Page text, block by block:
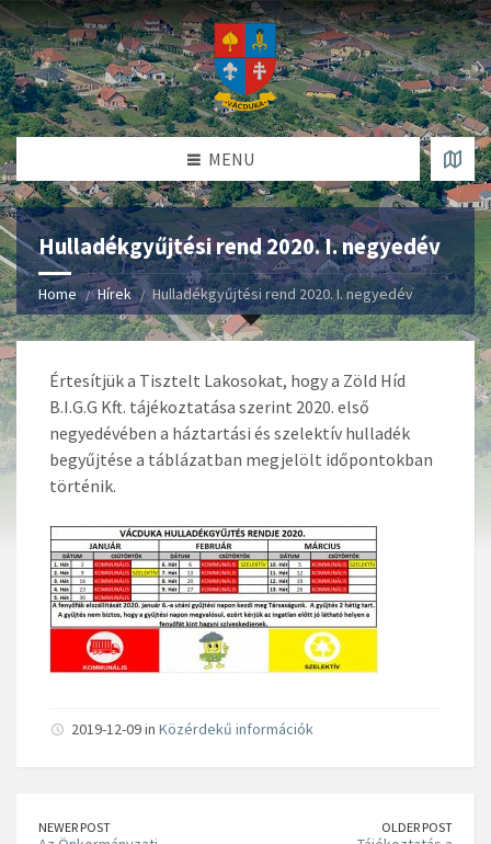
MENU
Hulladékgyűjtési rend 2020. I. negyedév
Home Hírek Hulladékgyűjtési rend 2020. I. negyedév
Értesítjük a Tisztelt Lakosokat, hogy a Zöld Híd
B.I.G.G Kft. tájékoztatása szerint 2020. első
negyedévében a háztartási és szelektív hulladék
begyűjtése a táblázatban megjelölt időpontokban
történik.
2019-12-09 in Közérdekű információk
NEWER POST OLDER POST